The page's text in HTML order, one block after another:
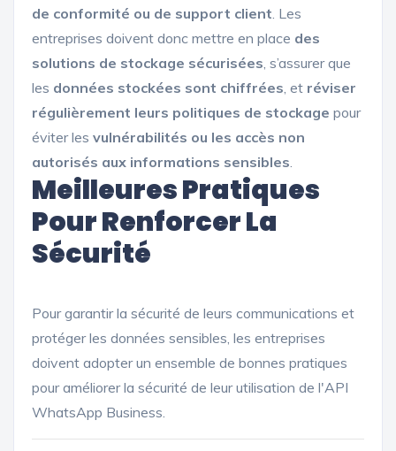
de conformité ou de support client. Les
entreprises doivent donc mettre en place des
solutions de stockage sécurisées, s’assurer que
les données stockées sont chiffrées, et réviser
régulièrement leurs politiques de stockage pour
éviter les vulnérabilités ou les accès non
autorisés aux informations sensibles.
Meilleures Pratiques
Pour Renforcer La
Sécurité
Pour garantir la sécurité de leurs communications et
protéger les données sensibles, les entreprises
doivent adopter un ensemble de bonnes pratiques
pour améliorer la sécurité de leur utilisation de l'API
WhatsApp Business.